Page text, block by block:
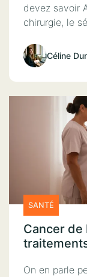
devez savoir
chirurgie, le
Céline
SANTÉ
Cancer de
On en parle